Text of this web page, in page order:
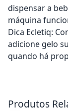
dispensar a
máquina
Dica Ecletiq:
adicione gelo
quando há
Produtos
Adicionar ao